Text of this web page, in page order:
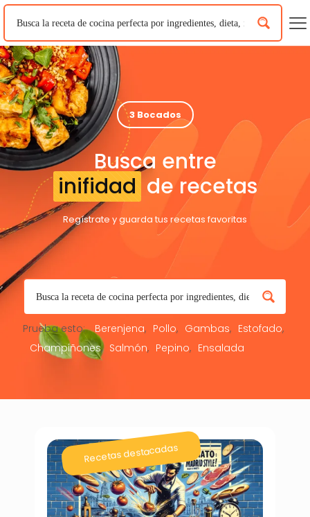
3 Bocados
Busca entre
inifidad de recetas
Regístrate y guarda tus recetas favoritas
Prueba esto: Berenjena Pollo Gambas
Estofado
Champiñones
Salmón Pepino Ensalada
Recetas destacadas